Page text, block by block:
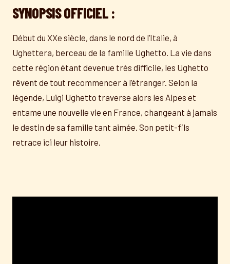
SYNOPSIS OFFICIEL :
Début du XXe siècle, dans le nord de l’Italie, à
Ughettera, berceau de la famille Ughetto. La vie dans
cette région étant devenue très difficile, les Ughetto
rêvent de tout recommencer à l’étranger. Selon la
légende, Luigi Ughetto traverse alors les Alpes et
entame une nouvelle vie en France, changeant à jamais
le destin de sa famille tant aimée. Son petit-fils
retrace ici leur histoire.